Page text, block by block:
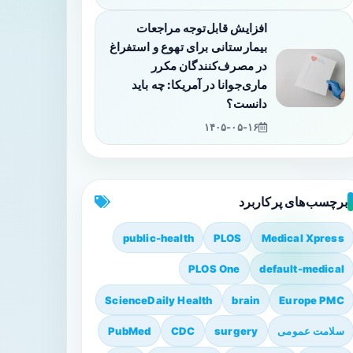
افزایش قابل‌توجه مراجعات
بیمارستانی برای تهوع و استفراغ
در مصرف‌کنندگان مکرر
ماری‌جوانا در آمریکا: چه باید
دانست؟
۱۴۰۵-۰۵-۱۶
برچسب‌های پرکاربرد
Medical Xpress
PLOS
public-health
default-medical
PLOS One
Europe PMC
brain
ScienceDaily Health
سلامت عمومی surgery
CDC
PubMed